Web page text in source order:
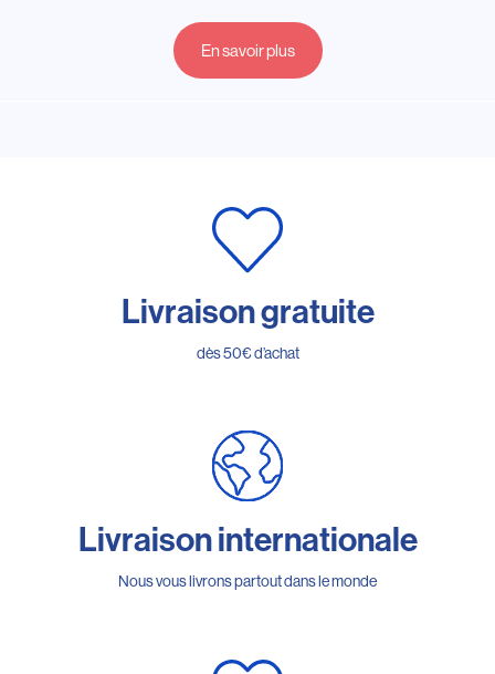
En savoir plus
Livraison gratuite
dès 50€ d’achat
Livraison internationale
Nous vous livrons partout dans le monde